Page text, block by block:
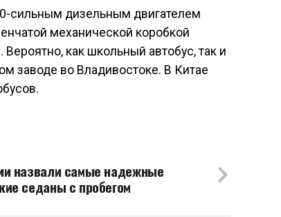
сильным дизельным двигателем
механической коробкой
как школьный автобус, так и
заводе во Владивостоке. В Китае
назвали самые надежные
седаны с пробегом